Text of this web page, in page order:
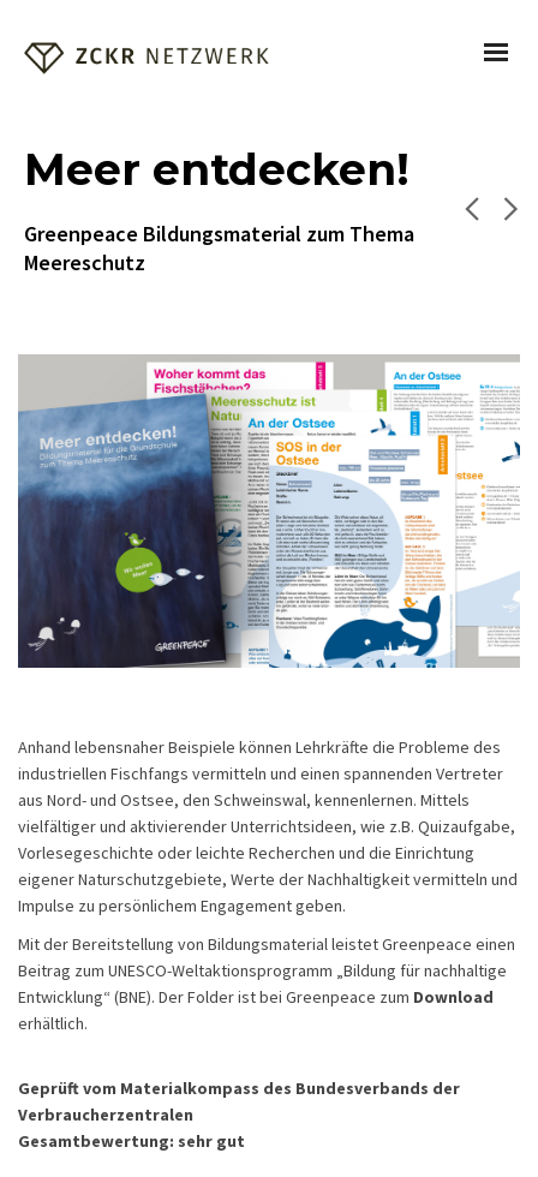
Meer entdecken!
Greenpeace Bildungsmaterial zum Thema
Meereschutz
Anhand lebensnaher Beispiele können Lehrkräfte die Probleme des
industriellen Fischfangs vermitteln und einen spannenden Vertreter
aus Nord- und Ostsee, den Schweinswal, kennenlernen. Mittels
vielfältiger und aktivierender Unterrichtsideen, wie z.B. Quizaufgabe,
Vorlesegeschichte oder leichte Recherchen und die Einrichtung
eigener Naturschutzgebiete, Werte der Nachhaltigkeit vermitteln und
Impulse zu persönlichem Engagement geben.
Mit der Bereitstellung von Bildungsmaterial leistet Greenpeace einen
Beitrag zum UNESCO-Weltaktionsprogramm „Bildung für nachhaltige
Entwicklung“ (BNE). Der Folder ist bei Greenpeace zum Download
erhältlich.
Geprüft vom Materialkompass des Bundesverbands der
Verbraucherzentralen
Gesamtbewertung: sehr gut